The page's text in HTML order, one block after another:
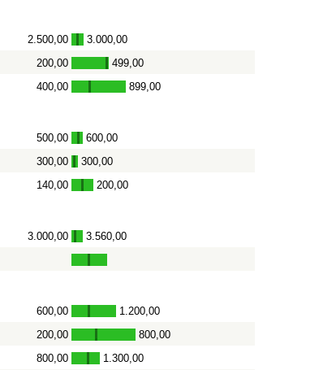
2.500,00 - 3.000,00
200,00 - 499,00
400,00 - 899,00
500,00 - 600,00
300,00 - 300,00
140,00 - 200,00
3.000,00 - 3.560,00
600,00 - 1.200,00
200,00 - 800,00
800,00 - 1.300,00